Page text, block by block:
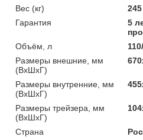
Вес (кг)
245
Гарантия
5
Объём, л
Размеры внешние, мм
(ВхШхГ)
Размеры внутренние, мм
(ВхШхГ)
Размеры трейзера, мм
(ВхШхГ)
Страна